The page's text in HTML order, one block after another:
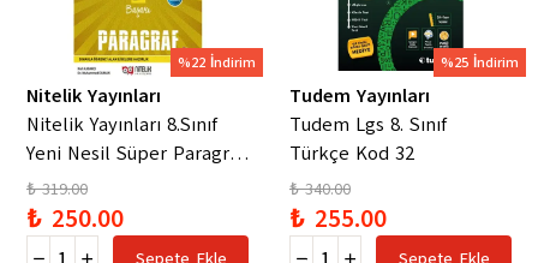
%22 İndirim
Nitelik Yayınları
Nitelik Yayınları 8.Sınıf
Yeni Nesil Süper Paragraf
Soru Kitabı
₺ 319.00
₺ 250.00
Sepete Ekle
%25 İndirim
Tudem Yayınları
Tudem Lgs 8. Sınıf
Türkçe Kod 32
₺ 340.00
₺ 255.00
Sepete Ekle